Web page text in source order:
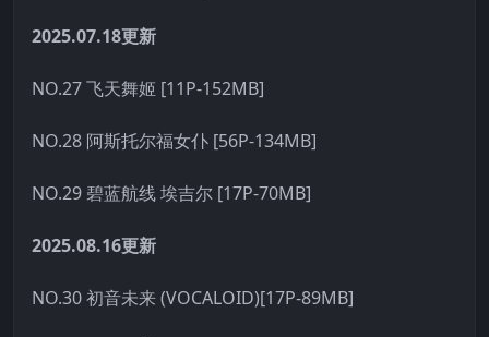
2025.07.18更新
NO.27 飞天舞姬 [11P-152MB]
NO.28 阿斯托尔福女仆 [56P-134MB]
NO.29 碧蓝航线 埃吉尔 [17P-70MB]
2025.08.16更新
NO.30 初音未来 (VOCALOID)[17P-89MB]